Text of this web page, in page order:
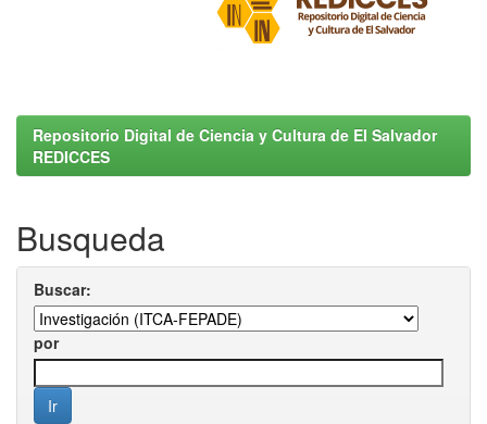
Repositorio Digital de Ciencia y Cultura de El Salvador
REDICCES
Busqueda
Buscar:
por